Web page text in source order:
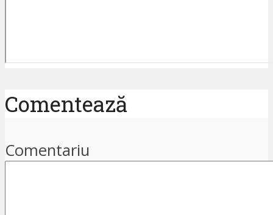
Comentează
Comentariu